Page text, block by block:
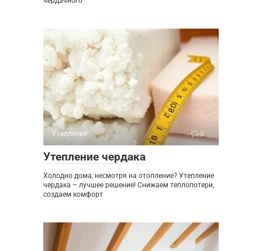
Утепление 0
Утепление чердака
Холодно дома, несмотря на отопление? Утепление
чердака – лучшее решение! Снижаем теплопотери,
создаем комфорт